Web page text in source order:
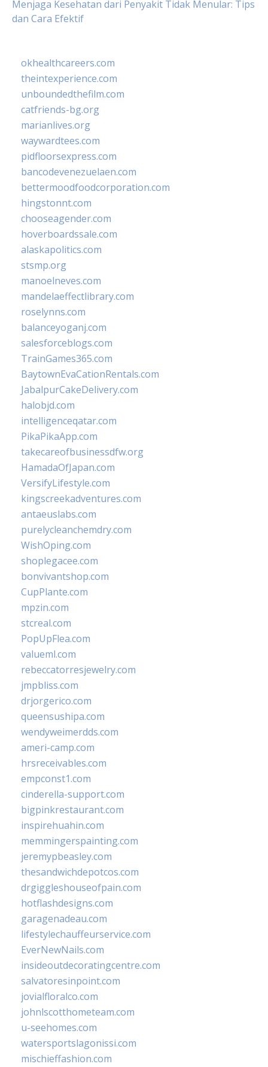
Menjaga Kesehatan dari Penyakit Tidak Menular: Tips
dan Cara Efektif
okhealthcareers.com
theintexperience.com
unboundedthefilm.com
catfriends-bg.org
marianlives.org
waywardtees.com
pidfloorsexpress.com
bancodevenezuelaen.com
bettermoodfoodcorporation.com
hingstonnt.com
chooseagender.com
hoverboardssale.com
alaskapolitics.com
stsmp.org
manoelneves.com
mandelaeffectlibrary.com
roselynns.com
balanceyoganj.com
salesforceblogs.com
TrainGames365.com
BaytownEvaCationRentals.com
JabalpurCakeDelivery.com
halobjd.com
intelligenceqatar.com
PikaPikaApp.com
takecareofbusinessdfw.org
HamadaOfJapan.com
VersifyLifestyle.com
kingscreekadventures.com
antaeuslabs.com
purelycleanchemdry.com
WishOping.com
shoplegacee.com
bonvivantshop.com
CupPlante.com
mpzin.com
stcreal.com
PopUpFlea.com
valueml.com
rebeccatorresjewelry.com
jmpbliss.com
drjorgerico.com
queensushipa.com
wendyweimerdds.com
ameri-camp.com
hrsreceivables.com
empconst1.com
cinderella-support.com
bigpinkrestaurant.com
inspirehuahin.com
memmingerspainting.com
jeremypbeasley.com
thesandwichdepotcos.com
drgiggleshouseofpain.com
hotflashdesigns.com
garagenadeau.com
lifestylechauffeurservice.com
EverNewNails.com
insideoutdecoratingcentre.com
salvatoresinpoint.com
jovialfloralco.com
johnlscotthometeam.com
u-seehomes.com
watersportslagonissi.com
mischieffashion.com